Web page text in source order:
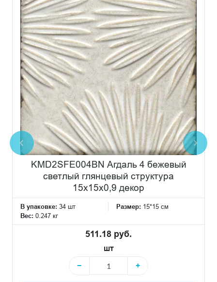
KMD2SFE004BN Агдаль 4 бежевый
светлый глянцевый структура
15x15x0,9 декор
В упаковке: 34 шт Размер: 15*15 см
Вес: 0.247 кг
511.18 руб.
шт
−
+